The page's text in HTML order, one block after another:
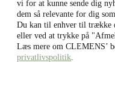
vi for at kunne sende dig
dem så relevante for dig
Du kan til enhver til trække
eller ved at trykke på
Læs mere om CLEMENS’
privatlivspolitik.